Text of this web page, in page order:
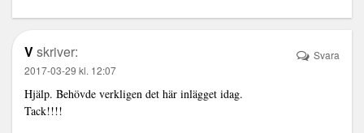
Vskriver:
2017-03-29 kl. 12:07
Hjälp. Behövde verkligen det här inlägget idag.
Tack!!!!
Svara